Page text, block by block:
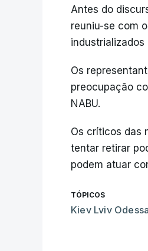
Antes do
reuniu-se com
Os
preocupação
NABU.
Os críticos das
tentar retirar
podem atuar
TÓPICOS
Kiev Lviv Odessa